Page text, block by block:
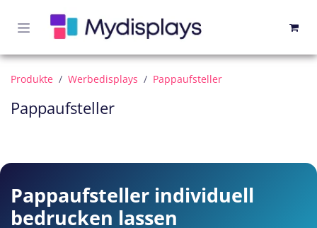
Produkte Werbedisplays Pappaufsteller
Pappaufsteller
Pappaufsteller individuell
bedrucken lassen